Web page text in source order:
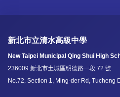
新北市立清水高級中學
New Taipei Municipal Qing Shui High
236009 新北市土城區明德路一段 72 號
No.72, Section 1, Ming-der Rd, Tucheng